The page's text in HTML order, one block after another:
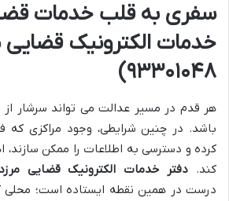
سفری به قلب خدمات
خدمات الکترونیک قضایی
۹۳۳۰۱۰۴۸)
هر قدم در مسیر عدالت می تواند سرشار از
باشد. در چنین شرایطی، وجود مراکزی که
کرده و دسترسی به اطلاعات را ممکن
کند. دفتر خدمات الکترونیک قضایی مرزداران
درست در همین نقطه ایستاده است؛ محلی